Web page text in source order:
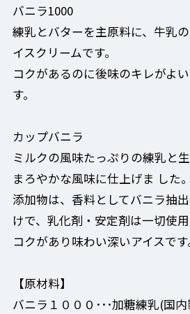
バニラ1000
練乳とバターを主原料に、牛乳
イスクリームです。
コクがあるのに後味のキレがよ
す。
カップバニラ
ミルクの風味たっぷりの練乳と
まろやかな風味に仕上げま した。
添加物は、香料としてバニラ抽
けで、乳化剤・安定剤は一切使用
コクがあり味わい深いアイスです
【原材料】
バニラ１０００･･･加糖練乳(国